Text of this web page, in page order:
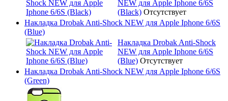
NEW для Apple Iphone 6/6S
(Black) Отсутствует
Накладка Drobak Anti-Shock NEW для Apple Iphone 6/6S
(Blue)
Накладка Drobak Anti-Shock
NEW для Apple Iphone 6/6S
(Blue) Отсутствует
Накладка Drobak Anti-Shock NEW для Apple Iphone 6/6S
(Green)